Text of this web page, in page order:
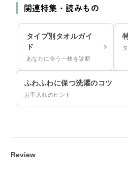
関連特集・読みもの
タイプ別タオルガイ
ド
あなたに合う一枚を診断
ふわふわに保つ洗濯のコツ
お手入れのヒント
Review